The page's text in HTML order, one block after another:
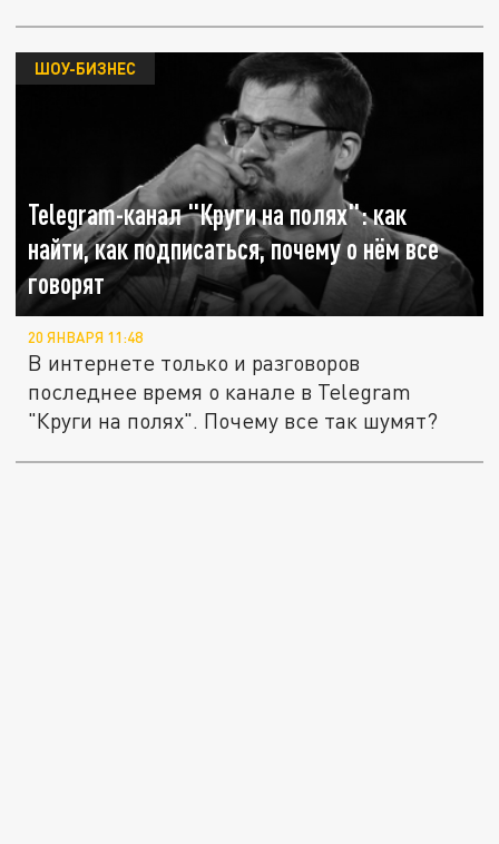
Telegram-канал "Круги на полях": как
найти, как подписаться, почему о нём все
говорят
ШОУ-БИЗНЕС
20 ЯНВАРЯ 11:48
В интернете только и разговоров
последнее время о канале в Telegram
"Круги на полях". Почему все так шумят?